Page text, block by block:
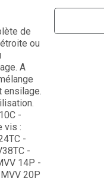
de
ou
A
ensilage.
-
vis :
-
-
14P -
20P